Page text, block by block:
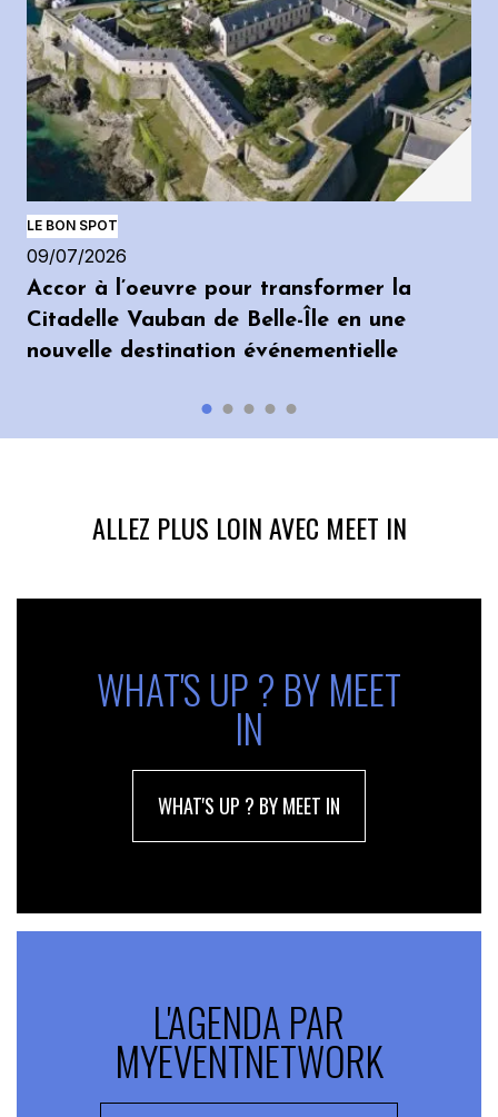
LE BON SPOT
09/07/2026
Accor à l’oeuvre pour transformer la
Citadelle Vauban de Belle-Île en une
nouvelle destination événementielle
ALLEZ PLUS LOIN AVEC MEET IN
WHAT'S UP ? BY MEET
IN
WHAT'S UP ? BY MEET IN
L'AGENDA PAR
MYEVENTNETWORK